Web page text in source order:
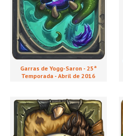
Garras de Yogg-Saron - 25ª
Temporada - Abril de 2016